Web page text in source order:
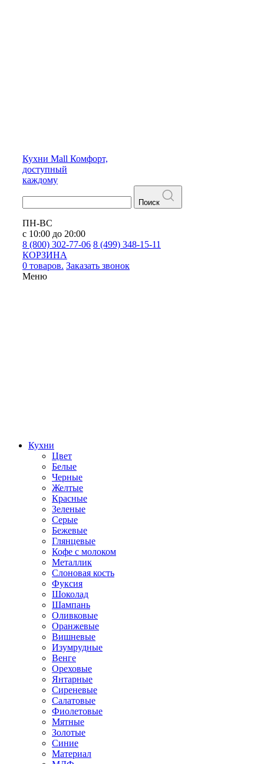
Кухни Mall Комфорт,
доступный
каждому
Поиск
ПН-ВС
с 10:00 до 20:00
8 (800) 302-77-06 8 (499) 348-15-11
КОРЗИНА
0 товаров. Заказать звонок
Меню
Кухни
Цвет
Белые
Черные
Желтые
Красные
Зеленые
Серые
Бежевые
Глянцевые
Кофе с молоком
Металлик
Слоновая кость
Фуксия
Шоколад
Шампань
Оливковые
Оранжевые
Вишневые
Изумрудные
Венге
Ореховые
Янтарные
Сиреневые
Салатовые
Фиолетовые
Мятные
Золотые
Синие
Материал